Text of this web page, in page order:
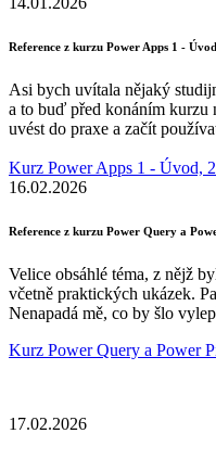
Reference z kurzu Power Apps 1 -
Asi bych uvítala nějaký
a to buď před konáním kurzu
uvést do praxe a začít
Kurz Power Apps 1 - Úvod,
16.02.2026
Reference z kurzu Power Query a
Velice obsáhlé téma, z nějž
včetně praktických ukázek.
Nenapadá mě, co by šlo
Kurz Power Query a Power
17.02.2026